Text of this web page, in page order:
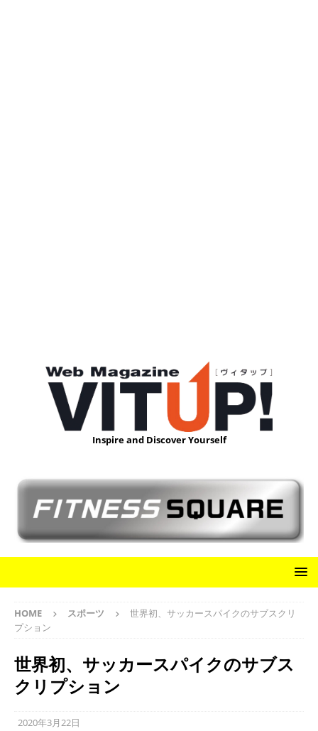
Inspire and Discover Yourself
HOME スポーツ
世界初、サッカースパイクのサブスクリ
プション
世界初、サッカースパイクのサブス
クリプション
2020年3月22日